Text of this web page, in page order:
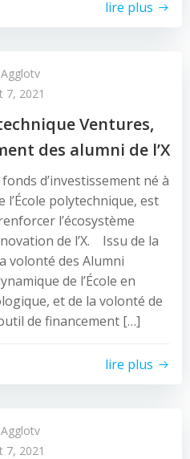
lire plus
Agglotv
7, 2021
Ventures,
des alumni de l’X
d’investissement né à
l’École polytechnique, est
l’écosystème
de l’X. Issu de la
volonté des Alumni
de l’École en
et de la volonté de
de financement […]
lire plus
Agglotv
7, 2021